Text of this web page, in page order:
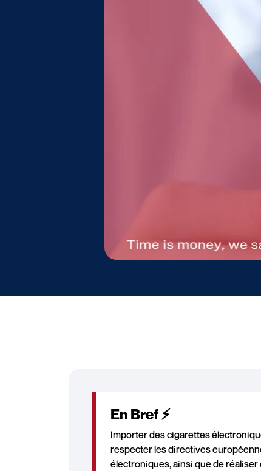
En Bref ⚡
Importer des cigarettes
respecter les directives
électroniques, ainsi que de